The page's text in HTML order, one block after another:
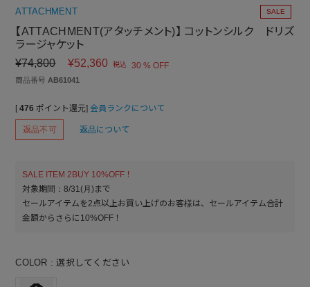
ATTACHMENT
【ATTACHMENT(アタッチメント)】 コットンシルク ドリズ
ラージャケット
¥74,800 ¥52,360 税込 30 % OFF
SALE
商品番号 AB61041
[ 476 ポイント還元] 会員ランクについて
返品不可 返品について
SALE ITEM 2BUY 10%OFF！
対象期間：8/31(月)まで
セールアイテムを2点以上お買い上げのお客様は、セールアイテム合計
金額からさらに10%OFF！
COLOR 選択してください